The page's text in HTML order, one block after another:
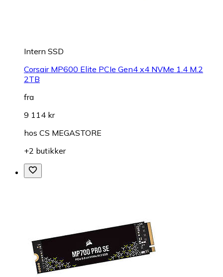
Intern SSD
Corsair MP600 Elite PCIe Gen4 x4 NVMe 1.4 M.2
2TB
fra
9 114 kr
hos CS MEGASTORE
+2 butikker